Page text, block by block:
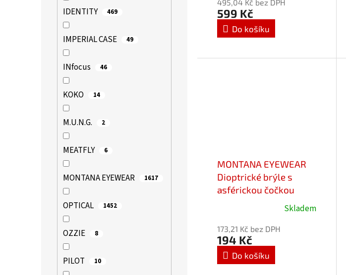
IDENTITY 469
IMPERIAL CASE 49
INfocus 46
KOKO 14
M.U.N.G. 2
MEATFLY 6
MONTANA EYEWEAR 1617
OPTICAL 1452
OZZIE 8
PILOT 10
produktu
je
5,0
495,04 Kč bez DPH
599 Kč
Do košíku
MONTANA EYEWEAR
Dioptrické brýle s
asférickou čočkou
produktu
je
5,0
z
Skladem
173,21 Kč bez DPH
194 Kč
Do košíku